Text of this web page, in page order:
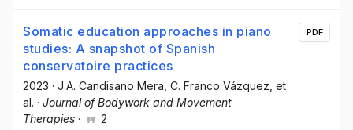
Somatic education approaches in piano
studies: A snapshot of Spanish
conservatoire practices
2023 · J.A. Candisano Mera , C. Franco Vázquez , et
al. · Journal of Bodywork and Movement
Therapies · 2
PDF